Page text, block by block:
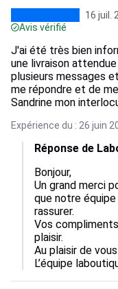
16 juil.
Avis vérifié
J'ai été très bien
une livraison
plusieurs messages
me répondre et de
Sandrine mon
Expérience du : 26 juin
Réponse de
Bonjour,
Un grand merci
que notre
rassurer.
Vos
plaisir.
Au plaisir de
L’équipe